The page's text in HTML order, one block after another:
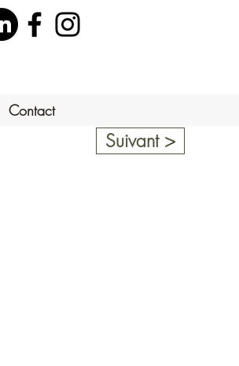
Contact
Suivant >